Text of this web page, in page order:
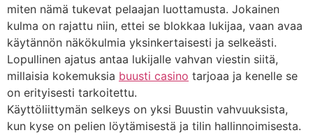
miten nämä tukevat pelaajan luottamusta. Jokainen
kulma on rajattu niin, ettei se blokkaa lukijaa, vaan avaa
käytännön näkökulmia yksinkertaisesti ja selkeästi.
Lopullinen ajatus antaa lukijalle vahvan viestin siitä,
millaisia kokemuksia buusti casino tarjoaa ja kenelle se
on erityisesti tarkoitettu.
Käyttöliittymän selkeys on yksi Buustin vahvuuksista,
kun kyse on pelien löytämisestä ja tilin hallinnoimisesta.